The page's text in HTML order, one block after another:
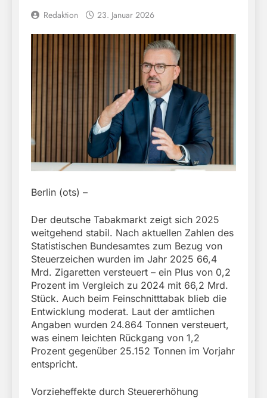
Redaktion 23. Januar 2026
Berlin (ots) –
Der deutsche Tabakmarkt zeigt sich 2025
weitgehend stabil. Nach aktuellen Zahlen des
Statistischen Bundesamtes zum Bezug von
Steuerzeichen wurden im Jahr 2025 66,4
Mrd. Zigaretten versteuert – ein Plus von 0,2
Prozent im Vergleich zu 2024 mit 66,2 Mrd.
Stück. Auch beim Feinschnitttabak blieb die
Entwicklung moderat. Laut der amtlichen
Angaben wurden 24.864 Tonnen versteuert,
was einem leichten Rückgang von 1,2
Prozent gegenüber 25.152 Tonnen im Vorjahr
entspricht.
Vorzieheffekte durch Steuererhöhung